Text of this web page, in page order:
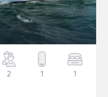
2 1 1